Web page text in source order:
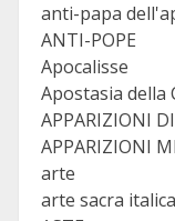
anti-papa
ANTI-POPE
Apocalisse
Apostasia della
APPARIZIONI
APPARIZIONI
arte
arte sacra italica